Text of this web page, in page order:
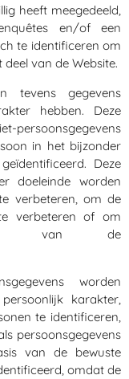
heeft meegedeeld,
en/of een
te identificeren om
van de Website.
tevens gegevens
hebben. Deze
persoonsgegevens
in het bijzonder
Deze
doeleinde worden
verbeteren, om de
verbeteren of om
van de
worden
karakter,
te identificeren,
persoonsgegevens
van de bewuste
omdat de